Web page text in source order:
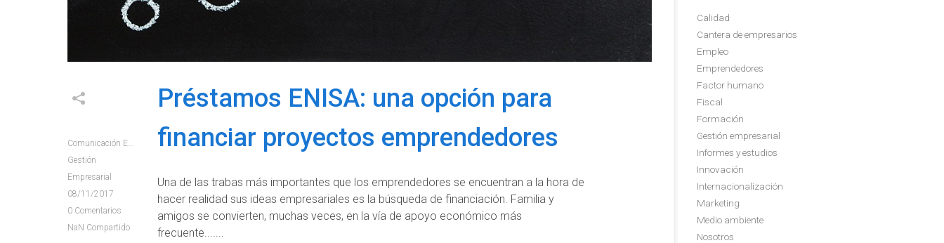
Comunicación E+e
Gestión
Empresarial
08/11/2017
0 Comentarios
NaN Compartido
Préstamos ENISA: una opción para
financiar proyectos emprendedores
Una de las trabas más importantes que los emprendedores se encuentran a la hora de
hacer realidad sus ideas empresariales es la búsqueda de financiación. Familia y
amigos se convierten, muchas veces, en la vía de apoyo económico más
frecuente....
Calidad
Cantera de empresarios
Empleo
Emprendedores
Factor humano
Fiscal
Formación
Gestión empresarial
Informes y estudios
Innovación
Internacionalización
Marketing
Medio ambiente
Nosotros